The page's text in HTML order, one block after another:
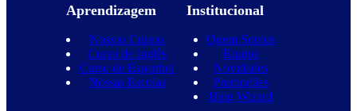
Aprendizagem
Nossos Cursos
Curso de Inglês
Curso de Espanhol
Nossas Escolas
Institucional
Quem Somos
Equipe
Novidades
Promoções
Blog Wizard